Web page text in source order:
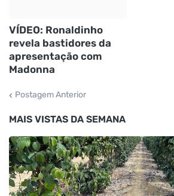
VÍDEO: Ronaldinho
revela bastidores da
apresentação com
Madonna
Postagem Anterior
MAIS VISTAS DA SEMANA